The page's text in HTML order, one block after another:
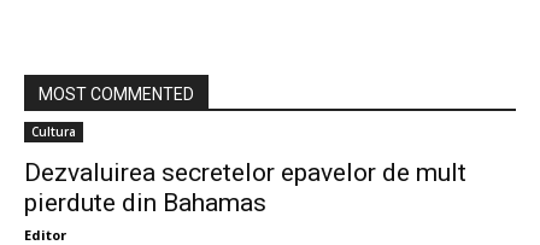
MOST COMMENTED
Cultura
Dezvaluirea secretelor epavelor de mult
pierdute din Bahamas
Editor